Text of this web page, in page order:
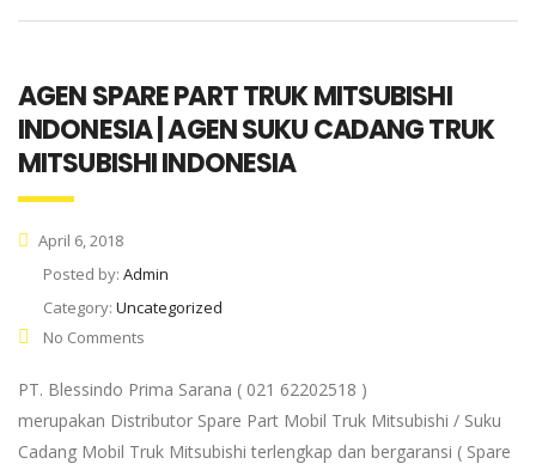
AGEN SPARE PART TRUK MITSUBISHI
INDONESIA | AGEN SUKU CADANG TRUK
MITSUBISHI INDONESIA
April 6, 2018
Posted by: Admin
Category: Uncategorized
No Comments
PT. Blessindo Prima Sarana ( 021 62202518 )
merupakan Distributor Spare Part Mobil Truk Mitsubishi / Suku
Cadang Mobil Truk Mitsubishi terlengkap dan bergaransi ( Spare